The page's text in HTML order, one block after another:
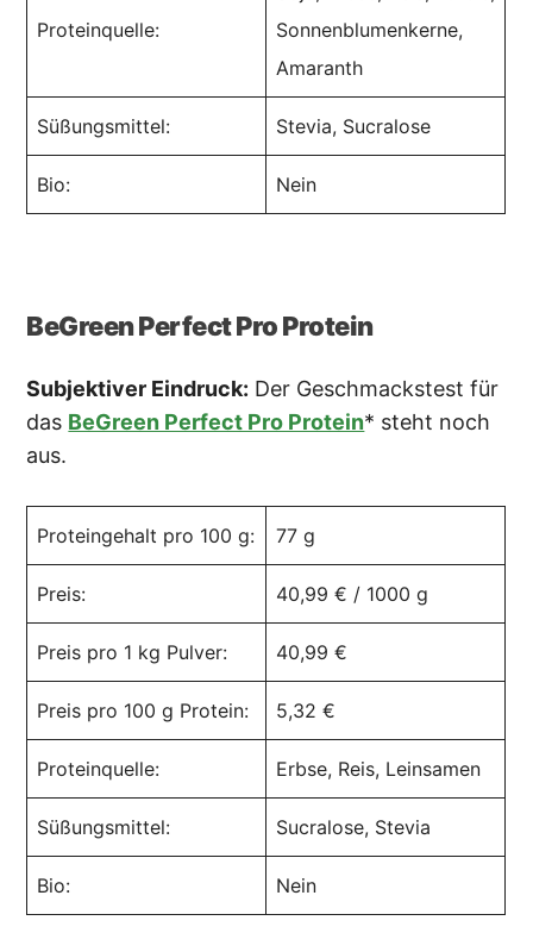
Proteinquelle:
Sonnenblumenkerne,
Amaranth
Süßungsmittel: Stevia, Sucralose
Bio: Nein
BeGreen Perfect Pro Protein
Subjektiver Eindruck: Der Geschmackstest für
das BeGreen Perfect Pro Protein* steht noch
aus.
Proteingehalt pro 100 g: 77 g
Preis: 40,99 € / 1000 g
Preis pro 1 kg Pulver: 40,99 €
Preis pro 100 g Protein: 5,32 €
Proteinquelle: Erbse, Reis, Leinsamen
Süßungsmittel: Sucralose, Stevia
Bio: Nein